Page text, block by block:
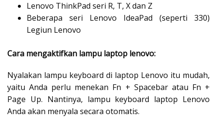
Lenovo ThinkPad seri R, T, X dan Z
Beberapa seri Lenovo IdeaPad (seperti 330)
Legiun Lenovo
Cara mengaktifkan lampu laptop lenovo:
Nyalakan lampu keyboard di laptop Lenovo itu mudah,
yaitu Anda perlu menekan Fn + Spacebar atau Fn +
Page Up. Nantinya, lampu keyboard laptop Lenovo
Anda akan menyala secara otomatis.